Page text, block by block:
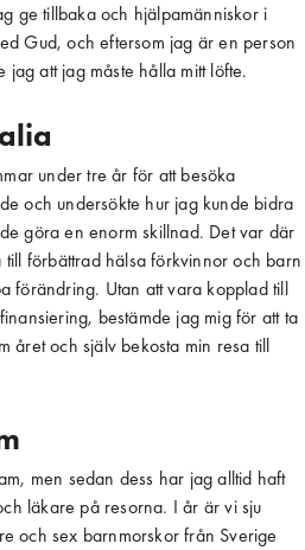
ge tillbaka och hjälpamänniskor i
Gud, och eftersom jag är en person
att jag måste hålla mitt löfte.
under tre år för att besöka
och undersökte hur jag kunde bidra
göra en enorm skillnad. Det var där
förbättrad hälsa förkvinnor och barn
förändring. Utan att vara kopplad till
bestämde jag mig för att ta
året och själv bekosta min resa till
men sedan dess har jag alltid haft
läkare på resorna. I år är vi sju
och sex barnmorskor från Sverige